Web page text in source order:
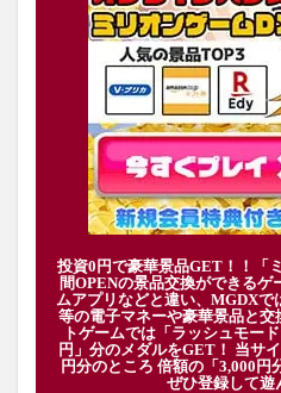
投資0円で豪華景品GET！！「
間OPENの景品交換ができる
ムアプリなどと違い、MGDXで
等の電子マネーや豪華景品と
トゲームでは「ラッシュモー
円」分のメダルをGET！ 当サ
円分のところ 倍額の「3,000円
ぜひ登録して遊